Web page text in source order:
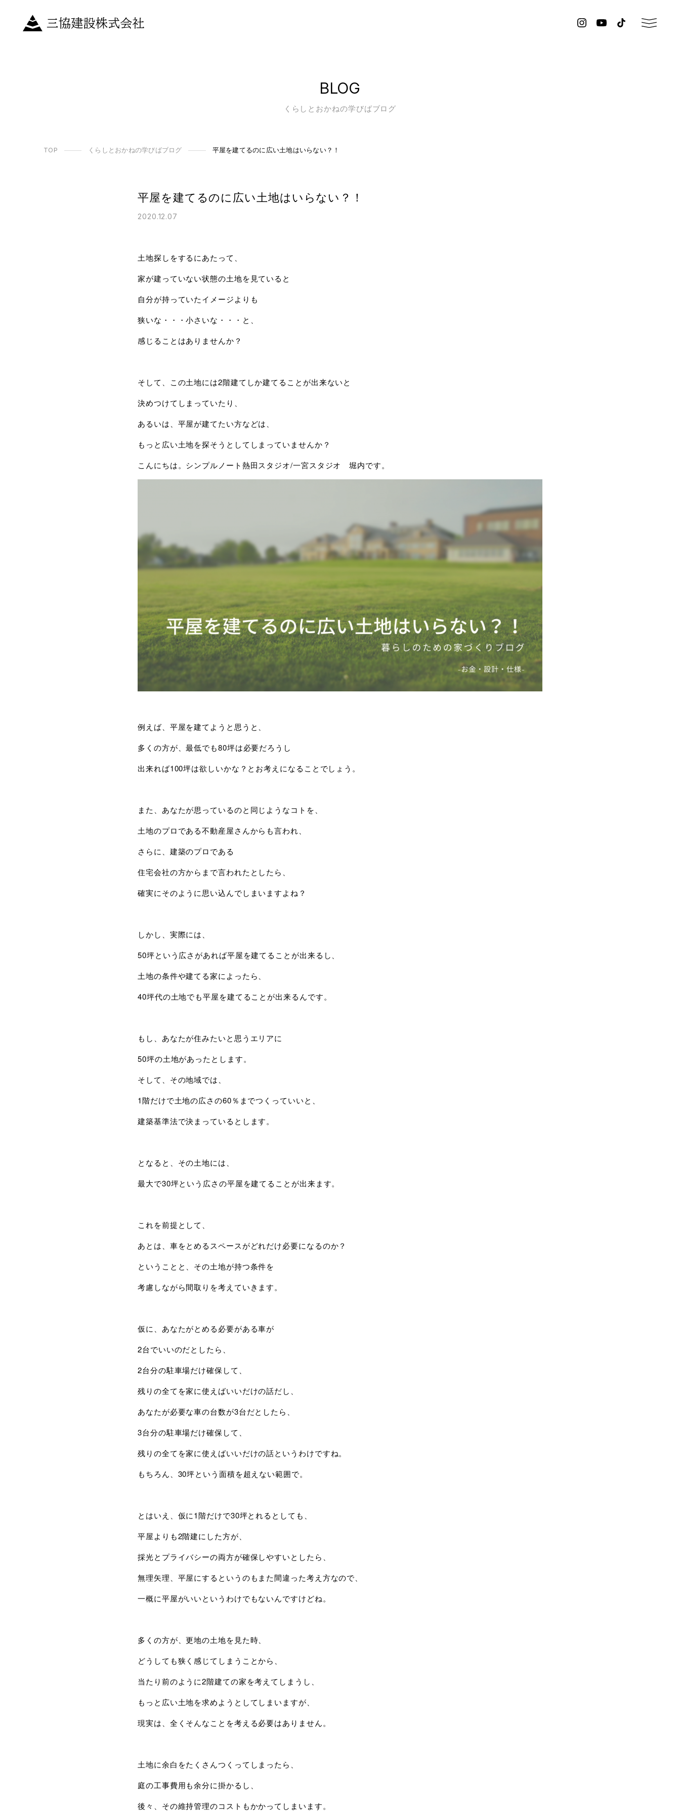
BLOG
くらしとおかねの学びばブログ
TOP くらしとおかねの学びばブログ 平屋を建てるのに広い土地はいらない？！
平屋を建てるのに広い土地はいらない？！
2020.12.07
土地探しをするにあたって、
家が建っていない状態の土地を見ていると
自分が持っていたイメージよりも
狭いな・・・小さいな・・・と、
感じることはありませんか？
そして、この土地には2階建てしか建てることが出来ないと
決めつけてしまっていたり、
あるいは、平屋が建てたい方などは、
もっと広い土地を探そうとしてしまっていませんか？
こんにちは。シンプルノート熱田スタジオ/一宮スタジオ 堀内です。
例えば、平屋を建てようと思うと、
多くの方が、最低でも80坪は必要だろうし
出来れば100坪は欲しいかな？とお考えになることでしょう。
また、あなたが思っているのと同じようなコトを、
土地のプロである不動産屋さんからも言われ、
さらに、建築のプロである
住宅会社の方からまで言われたとしたら、
確実にそのように思い込んでしまいますよね？
しかし、実際には、
50坪という広さがあれば平屋を建てることが出来るし、
土地の条件や建てる家によったら、
40坪代の土地でも平屋を建てることが出来るんです。
もし、あなたが住みたいと思うエリアに
50坪の土地があったとします。
そして、その地域では、
1階だけで土地の広さの60％までつくっていいと、
建築基準法で決まっているとします。
となると、その土地には、
最大で30坪という広さの平屋を建てることが出来ます。
これを前提として、
あとは、車をとめるスペースがどれだけ必要になるのか？
ということと、その土地が持つ条件を
考慮しながら間取りを考えていきます。
仮に、あなたがとめる必要がある車が
2台でいいのだとしたら、
2台分の駐車場だけ確保して、
残りの全てを家に使えばいいだけの話だし、
あなたが必要な車の台数が3台だとしたら、
3台分の駐車場だけ確保して、
残りの全てを家に使えばいいだけの話というわけですね。
もちろん、30坪という面積を超えない範囲で。
とはいえ、仮に1階だけで30坪とれるとしても、
平屋よりも2階建にした方が、
採光とプライバシーの両方が確保しやすいとしたら、
無理矢理、平屋にするというのもまた間違った考え方なので、
一概に平屋がいいというわけでもないんですけどね。
多くの方が、更地の土地を見た時、
どうしても狭く感じてしまうことから、
当たり前のように2階建ての家を考えてしまうし、
もっと広い土地を求めようとしてしまいますが、
現実は、全くそんなことを考える必要はありません。
土地に余白をたくさんつくってしまったら、
庭の工事費用も余分に掛かるし、
後々、その維持管理のコストもかかってしまいます。